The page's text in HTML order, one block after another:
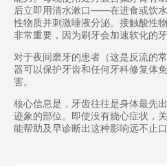
后立即用清水漱口——在进食或饮
性物质并刺激唾液分泌。接触酸性
非常重要，因为刷牙会加速软化的牙
对于夜间磨牙的患者（这是反流的
器可以保护牙齿和任何牙科修复体
害。
核心信息是，牙齿往往是身体最先
迹象的部位。即使没有烧心症状，
能帮助及早诊断出这种影响远不止口